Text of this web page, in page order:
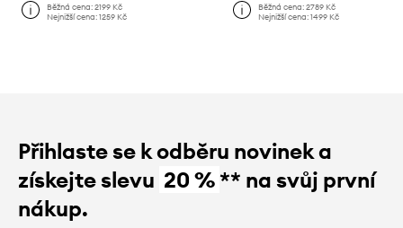
Běžná cena:2199 Kč
Nejnižší cena:1259 Kč
Běžná cena: 2789 Kč
Nejnižší cena: 1499 Kč
Přihlaste se k odběru novinek a
získejte slevu 20 %** na svůj první
nákup.